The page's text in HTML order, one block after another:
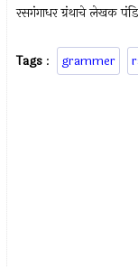
रसगंगाधर ग्रंथाचे लेखक
Tags : grammer